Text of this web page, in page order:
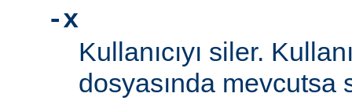
-x
Kullanıcıyı siler.
dosyasında mevcutsa